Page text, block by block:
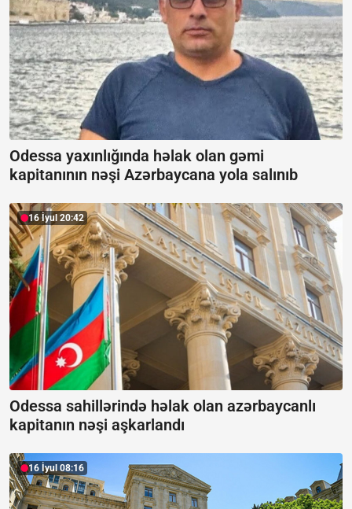
Odessa yaxınlığında həlak olan gəmi
kapitanının nəşi Azərbaycana yola salınıb
16 İyul 20:42
Odessa sahillərində həlak olan azərbaycanlı
kapitanın nəşi aşkarlandı
16 İyul 08:16